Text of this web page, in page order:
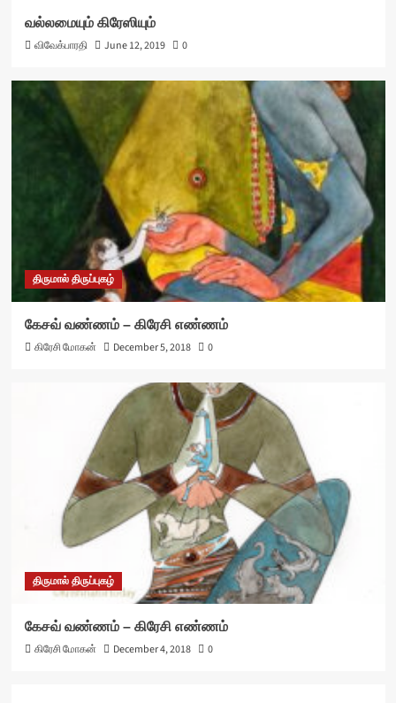
வல்லமையும் கிரேஸியும்
விவேக்பாரதி
June 12, 2019 0
திருமால் திருப்புகழ்
கேசவ் வண்ணம் – கிரேசி எண்ணம்
கிரேசி மோகன்
December 5, 2018 0
திருமால் திருப்புகழ்
கேசவ் வண்ணம் – கிரேசி எண்ணம்
கிரேசி மோகன்
December 4, 2018 0